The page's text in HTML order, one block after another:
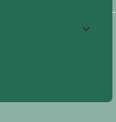
del av ECPAT Sverige –